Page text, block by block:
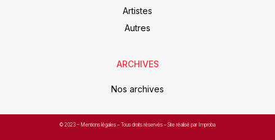
Artistes
Autres
ARCHIVES
Nos archives
© 2023 – Mentions légales – Tous droits réservés – Site réalisé par Improba